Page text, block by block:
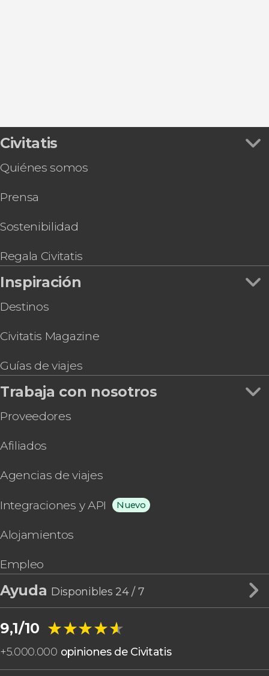
Civitatis
Quiénes somos
Prensa
Sostenibilidad
Regala Civitatis
Inspiración
Destinos
Civitatis Magazine
Guías de viajes
Trabaja con nosotros
Proveedores
Afiliados
Agencias de viajes
Integraciones y API Nuevo
Alojamientos
Empleo
Ayuda Disponibles 24 / 7
9,1/10 ★★★★★
★★★★★
+5.000.000 opiniones de Civitatis